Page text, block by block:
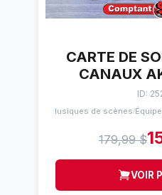
CARTE DE
CANAUX
ID:
Musiques de scènes/
179,99 $
VOIR